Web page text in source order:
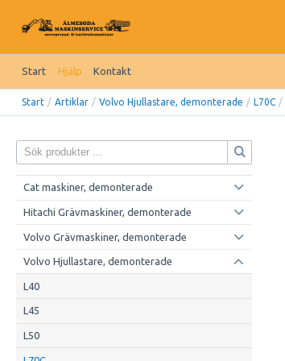
Start Hjälp Kontakt
Start / Artiklar / Volvo Hjullastare, demonterade / L70C /
Cat maskiner, demonterade
Hitachi Grävmaskiner, demonterade
Volvo Grävmaskiner, demonterade
Volvo Hjullastare, demonterade
L40
L45
L50